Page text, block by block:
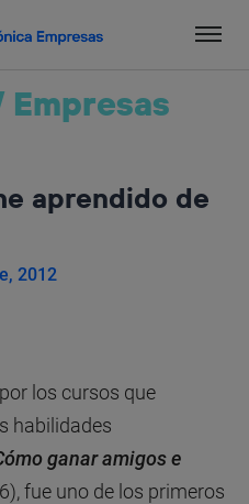
Empresas
aprendido de
2012
los cursos que
habilidades
ganar amigos e
fue uno de los primeros